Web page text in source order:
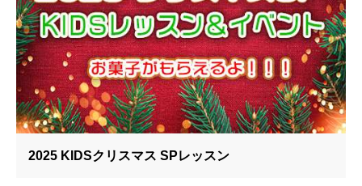
2025 KIDSクリスマス SPレッスン